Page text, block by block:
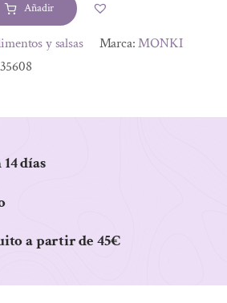
Añadir
y salsas Marca:MONKI
días
a partir de 45€